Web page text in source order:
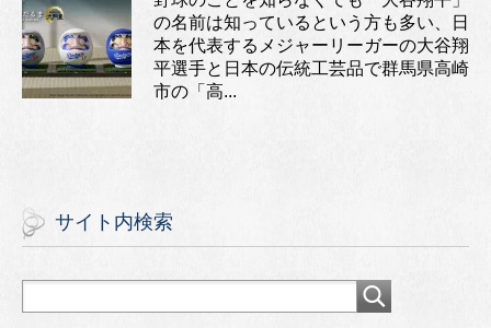
の名前は知っているという方も多い、日
本を代表するメジャーリーガーの大谷翔
平選手と日本の伝統工芸品で群馬県高崎
市の「高...
サイト内検索